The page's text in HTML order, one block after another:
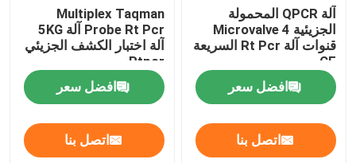
طقم اختبار سريع لسلامة الغذاء
نظام تصوير البقع الغربية
مجهر بيولوجي
آلة QPCR المحمولة
الجزيئية Microvalve 4
قنوات آلة Rt Pcr السريعة
CE
افضل سعر
اتصل بنا
Multiplex Taqman
Probe Rt Pcr آلة 5KG
آلة اختبار الكشف الجزيئي
Rtpcr
افضل سعر
اتصل بنا